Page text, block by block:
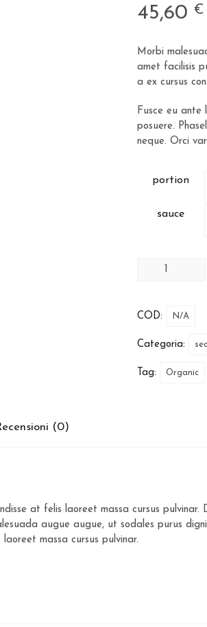
45,60 €
Morbi
amet facilisis
a ex cursus
Fusce eu ante
posuere.
neque. Orci
portion
sauce
COD: N/A
Categoria:
Tag: Organic
(0)
at felis laoreet massa cursus
augue augue, ut sodales purus
massa cursus pulvinar.